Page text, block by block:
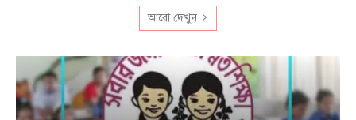
আরো দেখুন